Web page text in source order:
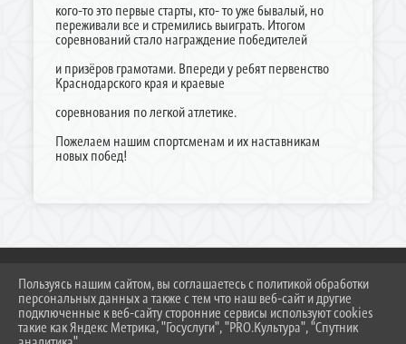
кого-то это первые старты, кто- то уже бывалый, но
переживали все и стремились выиграть. Итогом
соревнований стало награждение победителей
и призёров грамотами. Впереди у ребят первенство
Краснодарского края и краевые
соревнования по легкой атлетике.
Пожелаем нашим спортсменам и их наставникам
новых побед!
2026 Г. DUSSH.TEMR23.RU
ВХОД
Пользуясь нашим сайтом, вы соглашаетесь с политикой обработки
персональных данных а также с тем что наш веб-сайт и другие
подключенные к веб-сайту сторонние сервисы используют cookies
такие как Яндекс Метрика, "Госуслуги", "PRO.Культура", "Спутник